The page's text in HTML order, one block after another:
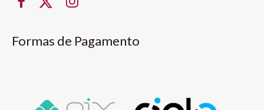
Formas de Pagamento